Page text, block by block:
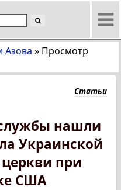
Азова » Просмотр
Статьи
нашли
Украинской
при
США